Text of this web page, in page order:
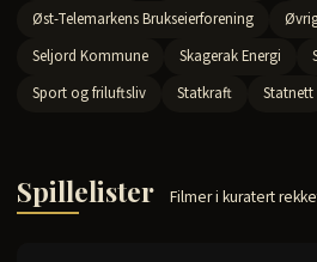
Øst-Telemarkens Brukseierforening
Seljord Kommune
Skagerak Energi
Sport og friluftsliv
Statkraft Statnett
Spillelister Filmer i kuratert